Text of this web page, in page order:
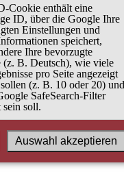
Cookie enthält eine
ID, über die Google Ihre
Einstellungen und
speichert,
Ihre bevorzugte
(z. B. Deutsch), wie viele
pro Seite angezeigt
(z. B. 10 oder 20) und
SafeSearch-Filter
soll.
Auswahl akzeptieren